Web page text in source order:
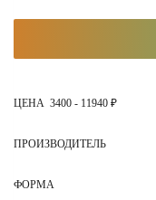
ЦЕНА 3400 - 11940 ₽
ПРОИЗВОДИТЕЛЬ
ФОРМА